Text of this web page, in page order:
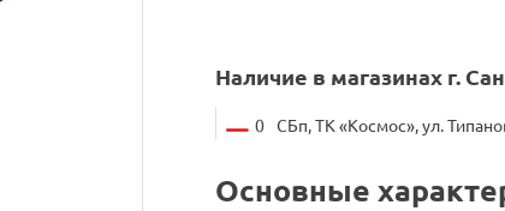
Наличие в магазинах г.
0 СБп, ТК «Космос», ул.
Основные